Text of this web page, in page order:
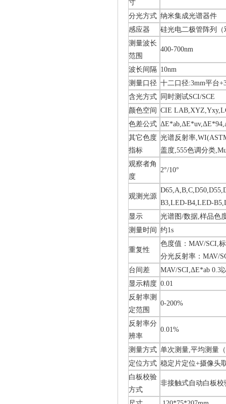
寸
分光方式 纳米集成光谱器件
感应器
硅光电二极管阵列（
测量波长
范围
400-700nm
波长间隔 10nm
测量口径 十二口径:3mm平台
含光方式
同时测试SCI/SCE
颜色空间 CIE
色差公式
其它色度
指标
光谱反射率
盖度,555色调分类
观察者角
度
2°/10°
观测光源
B3,LED-B4,LED-
显示
光谱图/数据,样品色
测量时间 约1s
重复性
色度值：MAV/SCI,
分光反射率：MAV/
台间差
MAV/SCI,ΔE*ab 0.3
显示精度 0.01
反射率测
定范围
0-200%
反射率分
辨率
0.01%
测量方式 单次测量,平均测量
定位方式 稳定片定位+摄像头
白板校验
方式
非接触式自动白板校